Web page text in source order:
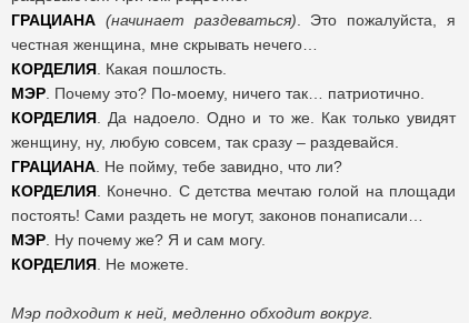
ГРАЦИАНА (начинает раздеваться) . Это пожалуйста, я
честная женщина, мне скрывать нечего…
КОРДЕЛИЯ . Какая пошлость.
МЭР . Почему это? По-моему, ничего так… патриотично.
КОРДЕЛИЯ . Да надоело. Одно и то же. Как только увидят
женщину, ну, любую совсем, так сразу – раздевайся.
ГРАЦИАНА . Не пойму, тебе завидно, что ли?
КОРДЕЛИЯ . Конечно. С детства мечтаю голой на площади
постоять! Сами раздеть не могут, законов понаписали…
МЭР . Ну почему же? Я и сам могу.
КОРДЕЛИЯ . Не можете.
Мэр подходит к ней, медленно обходит вокруг.